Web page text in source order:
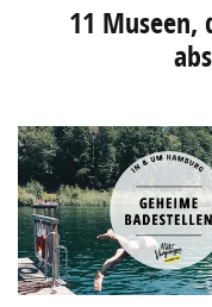
11 Museen,